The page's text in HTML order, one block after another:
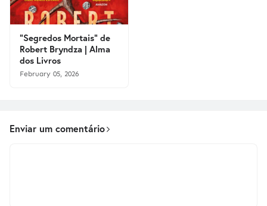
"Segredos Mortais" de
Robert Bryndza | Alma
dos Livros
February 05, 2026
Enviar um comentário